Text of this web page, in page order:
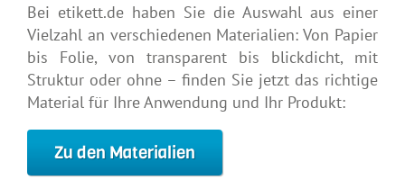
Bei etikett.de haben Sie die Auswahl aus einer
Vielzahl an verschiedenen Materialien: Von Papier
bis Folie, von transparent bis blickdicht, mit
Struktur oder ohne – finden Sie jetzt das richtige
Material für Ihre Anwendung und Ihr Produkt:
Zu den Materialien